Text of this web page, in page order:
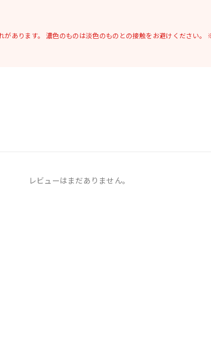
あります。 濃色のものは淡色のものとの接触をお避けください。
レビューはまだありません。